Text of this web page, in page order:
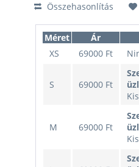
Összehasonlítás
Méret Ár
XS
69000 Ft
S 69000 Ft
M 69000 Ft